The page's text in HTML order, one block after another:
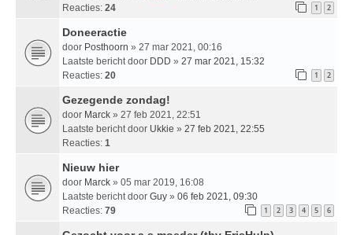
Reacties: 24 1 2
Doneeractie
door Posthoorn » 27 mar 2021, 00:16
Laatste bericht door DDD » 27 mar 2021, 15:32
Reacties: 20 1 2
Gezegende zondag!
door Marck » 27 feb 2021, 22:51
Laatste bericht door Ukkie » 27 feb 2021, 22:55
Reacties: 1
Nieuw hier
door Marck » 05 mar 2019, 16:08
Laatste bericht door Guy » 06 feb 2021, 09:30
Reacties: 79 1 2 3 4 5 6